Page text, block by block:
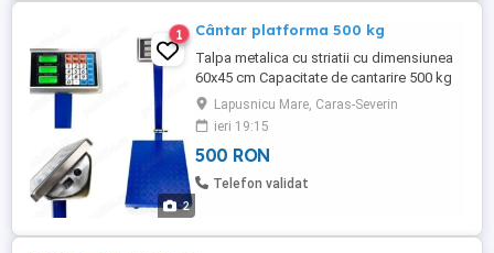
2
1 Cântar platforma 500 kg
Talpa metalica cu striatii cu dimensiunea
60x45 cm Capacitate de cantarire 500 kg
Display iluminat Functie "shake" Greutate
minima 1 kg acuratete 100 grame Functia
Tara Cantarul dispune de baterie pentru
pentru operare autonoma sau se
conecteaza la priza 220V Memorare 5
Lapusnicu Mare, Caras-Severin
ieri 19:15
500 RON
Telefon validat